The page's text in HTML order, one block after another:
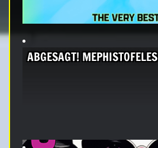
ABGESAGT! MEPHISTOFELES